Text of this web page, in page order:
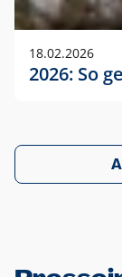
18.02.2026
2026: So